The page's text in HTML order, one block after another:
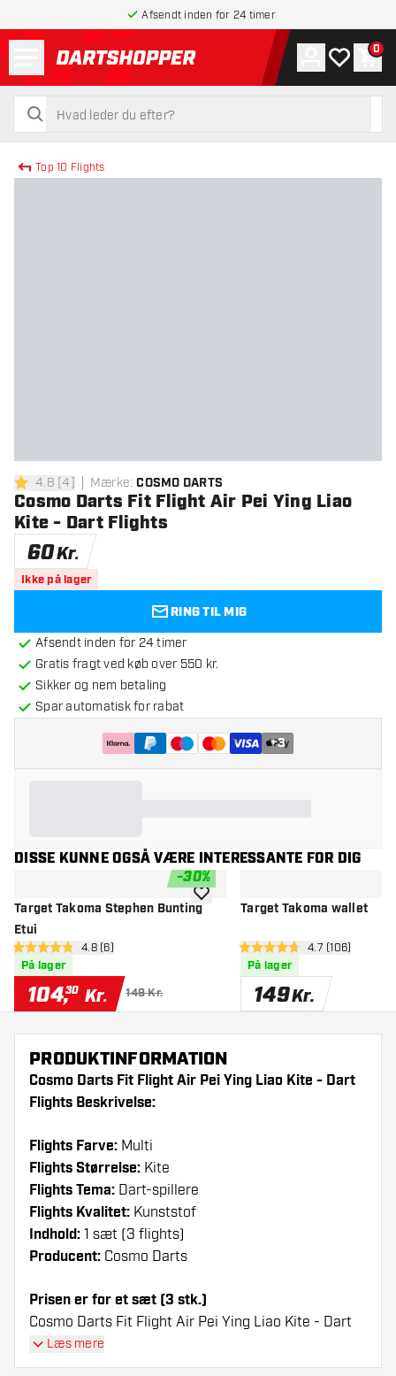
Afsendt inden for 24 timer
tilbage til forsiden
søg
søg
Konto
Min 0
Top 10 Flights
4.8 bedømmelsesstjerner
4.8 [4] Mærke: COSMO DARTS
Cosmo Darts Fit Flight Air Pei Ying Liao
Kite - Dart Flights
60Kr.
Ikke på lager
RING TIL MIG
Afsendt inden for 24 timer
Gratis fragt ved køb over 550 kr.
Sikker og nem betaling
Spar automatisk for rabat
+3
DISSE KUNNE OGSÅ VÆRE INTERESSANTE FOR DIG
-30%
Target Takoma Stephen Bunting
Etui
åbn anmeldelsespanel
4.8 bedømmelsesstjerner
4.8 (6)
På lager
104,30 Kr. 149 Kr.
tilføje til ønskeliste
Target Takoma wallet
åbn
4.7 bedømmelsesstjerner
4.7 (106)
På lager
149Kr.
PRODUKTINFORMATION
Cosmo Darts Fit Flight Air Pei Ying Liao Kite - Dart
Flights Beskrivelse:
Flights Farve: Multi
Flights Størrelse: Kite
Flights Tema: Dart-spillere
Flights Kvalitet: Kunststof
Indhold: 1 sæt (3 flights)
Producent: Cosmo Darts
Prisen er for et sæt (3 stk.)
Cosmo Darts Fit Flight Air Pei Ying Liao Kite - Dart
Flights flights har en lang levetid. Disse flights kan
kun bruges sammen med Cosmo Fit Shafts.
Læs mere